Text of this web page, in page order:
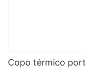
Copo térmico